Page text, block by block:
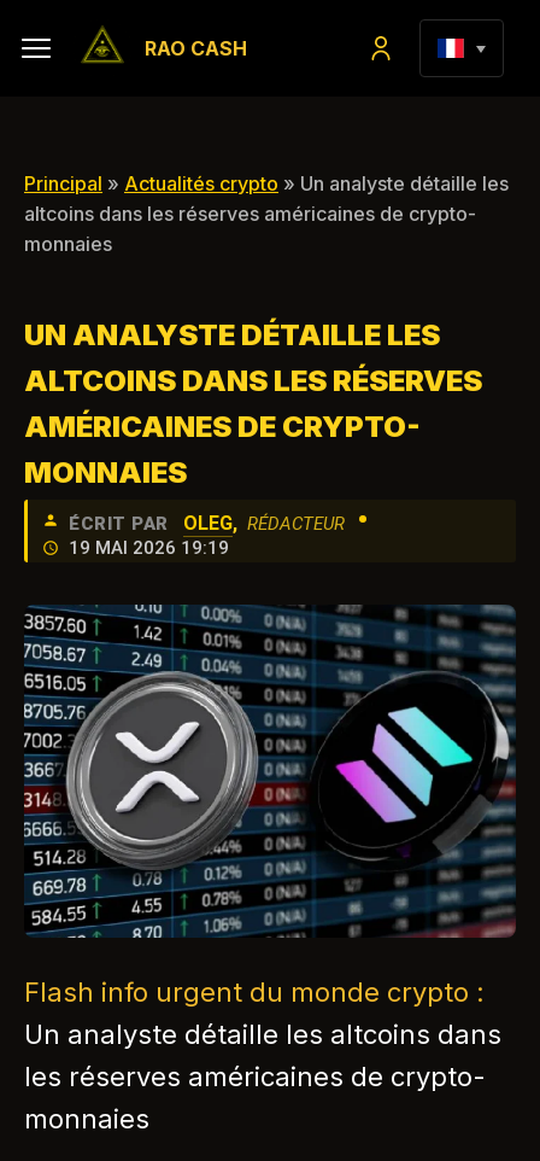
RAO CASH
Principal » Actualités crypto » Un analyste détaille les
altcoins dans les réserves américaines de crypto-
monnaies
UN ANALYSTE DÉTAILLE LES
ALTCOINS DANS LES RÉSERVES
AMÉRICAINES DE CRYPTO-
MONNAIES
ÉCRIT PAR OLEG, RÉDACTEUR •
19 MAI 2026 19:19
Flash info urgent du monde crypto :
Un analyste détaille les altcoins dans
les réserves américaines de crypto-
monnaies